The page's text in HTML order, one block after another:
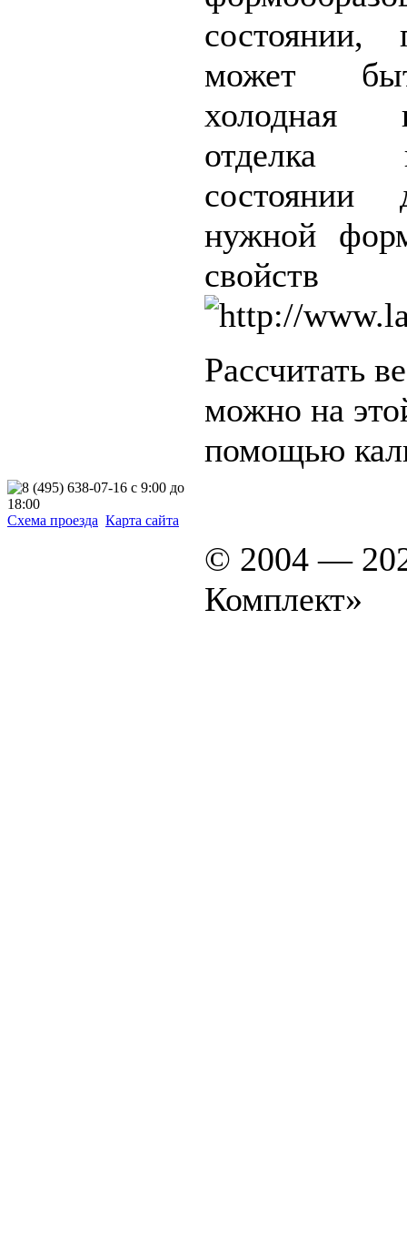
состоянии,
может
холодная
отделка
состоянии
нужной
свойств
Рассчитать
можно на
помощью
Схема проезда Карта сайта
© 2004 —
Комплект»